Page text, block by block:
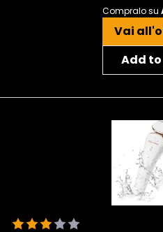
Compralo su
Vai
Add